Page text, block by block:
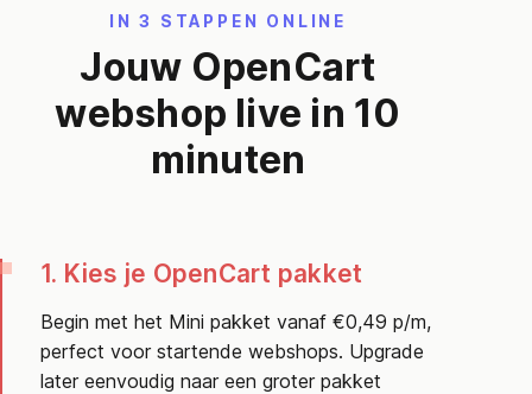
IN 3 STAPPEN ONLINE
Jouw OpenCart
webshop live in 10
minuten
1. Kies je OpenCart pakket
Begin met het Mini pakket vanaf €0,49 p/m,
perfect voor startende webshops. Upgrade
later eenvoudig naar een groter pakket